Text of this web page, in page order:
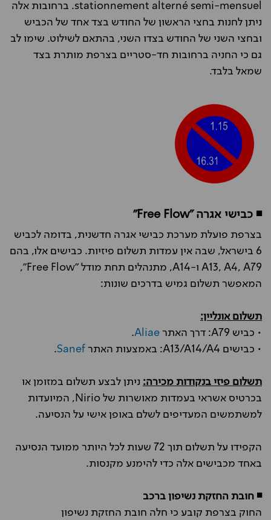
stationnement alterné semi-mensuel. ברחובות אלה
ניתן לחנות בחצי הראשון של החודש בצד אחד של הכביש
ובחצי השני של החודש בצדו השני, בהתאם לשילוט. שימו לב
גם כי החניה ברחובות חד-סטריים בצרפת מותרת בצד
שמאל בלבד.
◾ כבישי אגרה "Free Flow"
בצרפת פועלת מערכת כבישי אגרה חדשנית, בדומה לכביש
6 בישראל, שבה אין עמדות תשלום פיזיות. כבישים אלו, בהם
A13, A4, A79 ו-A14, מתנהלים תחת מודל "Free Flow",
המאפשר תשלום גמיש בדרכים שונות:
תשלום אונליין:
• כביש A79: דרך האתר
Aliae
.
• כבישים A13/A14/A4: באמצעות האתר
Sanef
.
תשלום פיזי בנקודות מכירה: ניתן לבצע תשלום במזומן או
בכרטיס אשראי בעמדות מאושרות של Nirio, המיועדות
למשתמשים המעדיפים לשלם באופן אישי על הנסיעה.
הקפידו על תשלום תוך 72 שעות לכל היותר ממועד הנסיעה
באחד מכבישים אלה כדי להימנע מקנסות.
◾ חובת החזקת נשיפון ברכב
החוק בצרפת קובע כי חלה חובת החזקת נשיפון